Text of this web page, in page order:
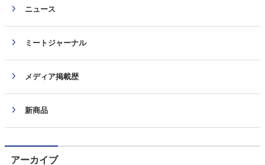
ニュース
ミートジャーナル
メディア掲載歴
新商品
アーカイブ